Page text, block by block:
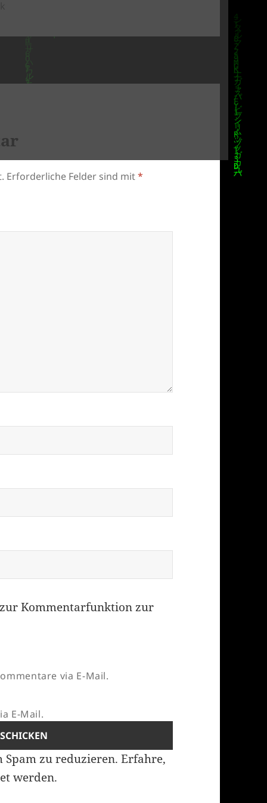
Erforderliche Felder sind mit*
Kommentarfunktion zur
via E-Mail.
E-Mail.
Spam zu reduzieren.Erfahre,
werden.